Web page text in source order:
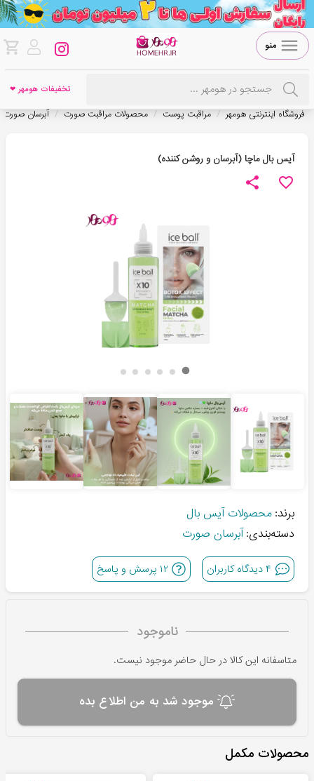
منو
تخفیفات هومهر ❤
فروشگاه اینترنتی هومهر / مراقبت پوست / محصولات مراقبت صورت / آبرسان صورت
آیس بال ماچا (آبرسان و روشن کننده)
برند: محصولات آیس بال
دسته‌بندی: آبرسان صورت
۴دیدگاه کاربران ۱۲ پرسش و پاسخ
ناموجود
متاسفانه این کالا در حال حاضر موجود نیست.
موجود شد به من اطلاع بده
محصولات مکمل